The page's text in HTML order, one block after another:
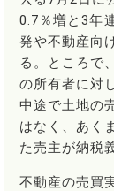
0.7％増と3年
発や不動産向
る。ところで
の所有者に対
中途で土地の
はなく、あく
た売主が納税
不動産の売買